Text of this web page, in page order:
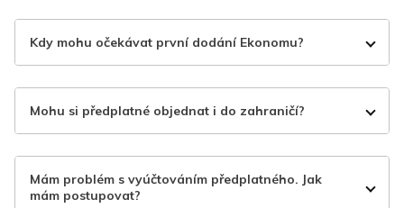
Kdy mohu očekávat první dodání Ekonomu?
Mohu si předplatné objednat i do zahraničí?
Mám problém s vyúčtováním předplatného. Jak
mám postupovat?